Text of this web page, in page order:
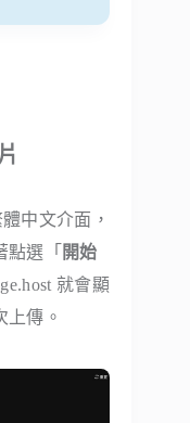
中文介面，
點選「 開始
就會顯
上傳。